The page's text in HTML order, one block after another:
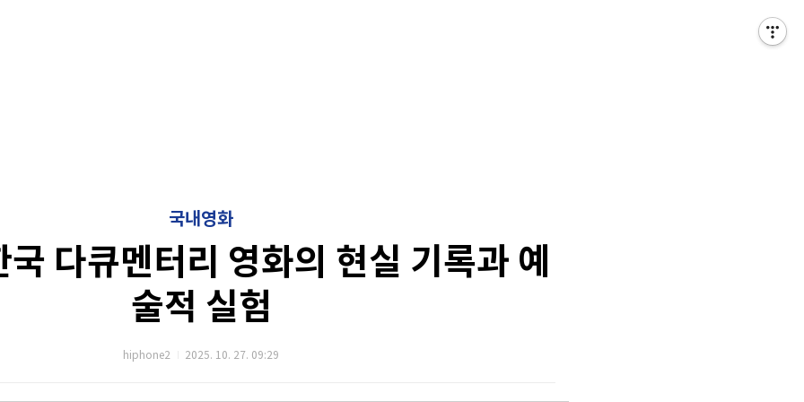
국내영화
다큐멘터리 영화의 현실 기록과 예
술적 실험
hiphone2 2025. 10. 27. 09:29